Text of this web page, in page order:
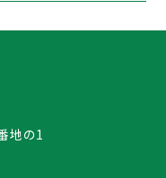
地の1